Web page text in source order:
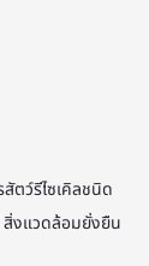
ตว์รีไซเคิลชนิด
สิ่งแวดล้อมยั่งยืน